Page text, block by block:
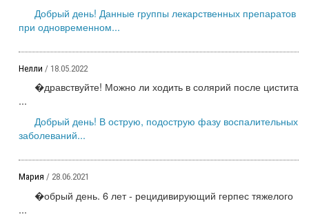
Добрый день! Данные группы лекарственных препаратов
при одновременном...
Нелли / 18.05.2022
�дравствуйте! Можно ли ходить в солярий после цистита
...
Добрый день! В острую, подострую фазу воспалительных
заболеваний...
Мария / 28.06.2021
�обрый день. 6 лет - рецидивирующий герпес тяжелого
...